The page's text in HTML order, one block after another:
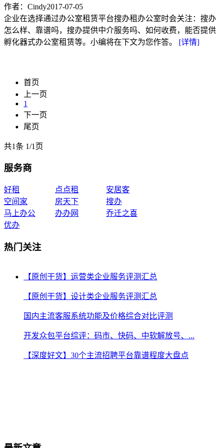
作者：Cindy2017-07-05
企业在选择通过办公室租赁平台搜办租办公室时会关注：搜办
怎么样、靠谱吗，搜办提供中介服务吗、如何收费，能否提供
孵化器式办公室租赁等。小编将在下文为您作答。 [详情]
首页
上一页
1
下一页
尾页
共1条 1/1页
服务商
好租 点点租
安居客
空间家
房天下
搜办
马上办公
办办网
乔迁之喜
优办
热门关注
【原创干货】运营类企业服务评测汇总
【原创干货】设计类企业服务评测汇总
国内主流客服系统功能及价格综合对比评测
开发众包平台综评：码市、快码、中软解放号、...
【深度好文】30个主流招聘平台靠谱程度大盘点